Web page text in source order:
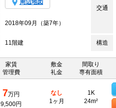
周辺地図
交通
2018年09月（築7年）
11階建 構造
家賃
管理費
敷金
礼金
間取り
専有面積
7万円
9,500円
なし
1ヶ月
1K
24m²